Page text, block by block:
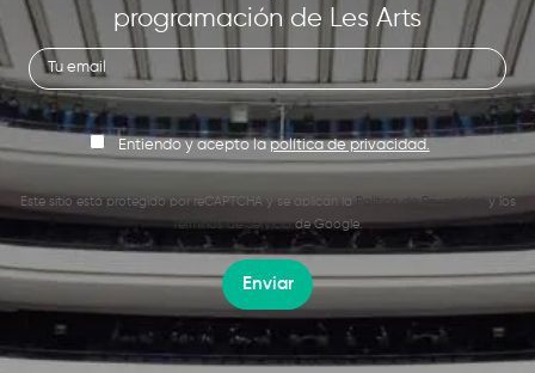
programación de Les Arts
Entiendo y acepto la política de privacidad.
Este sitio está protegido por reCAPTCHA y se aplican la Política de Privacidad
y los
Términos de Serviciode Google.
Enviar